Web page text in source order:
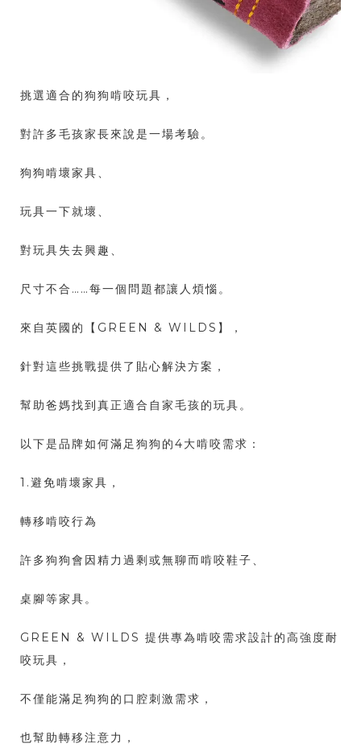
挑選適合的狗狗啃咬玩具，
對許多毛孩家長來說是一場考驗。
狗狗啃壞家具、
玩具一下就壞、
對玩具失去興趣、
尺寸不合……每一個問題都讓人煩惱。
來自英國的【GREEN & WILDS】，
針對這些挑戰提供了貼心解決方案，
幫助爸媽找到真正適合自家毛孩的玩具。
以下是品牌如何滿足狗狗的4大啃咬需求：
1.避免啃壞家具，
轉移啃咬行為
許多狗狗會因精力過剩或無聊而啃咬鞋子、
桌腳等家具。
GREEN & WILDS 提供專為啃咬需求設計的高強度耐
咬玩具，
不僅能滿足狗狗的口腔刺激需求，
也幫助轉移注意力，